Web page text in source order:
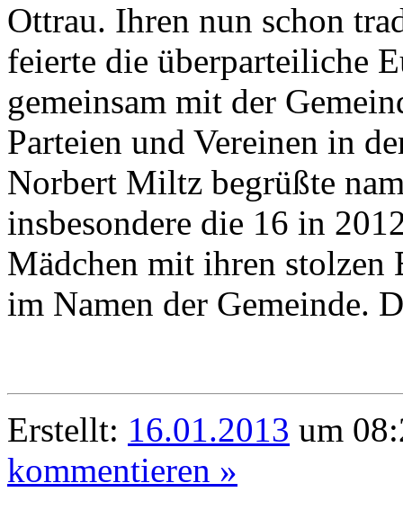
Ottrau. Ihren nun schon
feierte die überparteiliche
gemeinsam mit der
Parteien und Vereinen in
Norbert Miltz begrüßte
insbesondere die 16 in
Mädchen mit ihren stolzen
im Namen der Gemeinde.
Erstellt: 16.01.2013 um
kommentieren »